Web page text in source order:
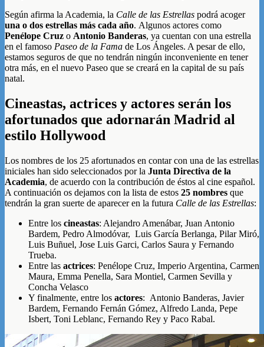
Según afirma la Academia, la Calle de las Estrellas podrá acoger
una o dos estrellas más cada año. Algunos actores como
Penélope Cruz o Antonio Banderas, ya cuentan con una estrella
en el famoso Paseo de la Fama de Los Ángeles. A pesar de ello,
estamos seguros de que no tendrán ningún inconveniente en tener
otra más, en el nuevo Paseo que se creará en la capital de su país
natal.
Cineastas, actrices y actores serán los
afortunados que adornarán Madrid al
estilo Hollywood
Los nombres de los 25 afortunados en contar con una de las estrellas
iniciales han sido seleccionados por la Junta Directiva de la
Academia, de acuerdo con la contribución de éstos al cine español.
A continuación os dejamos con la lista de estos 25 nombres que
tendrán la gran suerte de aparecer en la futura Calle de las Estrellas:
Entre los cineastas: Alejandro Amenábar, Juan Antonio
Bardem, Pedro Almodóvar, Luis García Berlanga, Pilar Miró,
Luis Buñuel, Jose Luis Garci, Carlos Saura y Fernando
Trueba.
Entre las actrices: Penélope Cruz, Imperio Argentina, Carmen
Maura, Emma Penella, Sara Montiel, Carmen Sevilla y
Concha Velasco
Y finalmente, entre los actores: Antonio Banderas, Javier
Bardem, Fernando Fernán Gómez, Alfredo Landa, Pepe
Isbert, Toni Leblanc, Fernando Rey y Paco Rabal.